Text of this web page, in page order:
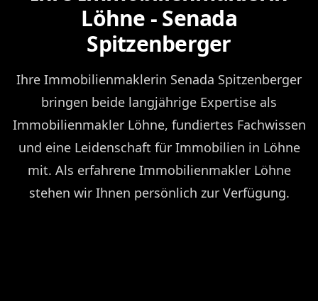
Löhne - Senada
Spitzenberger
Ihre Immobilienmaklerin Senada Spitzenberger
bringen beide langjährige Expertise als
Immobilienmakler Löhne, fundiertes Fachwissen
und eine Leidenschaft für Immobilien in Löhne
mit. Als erfahrene Immobilienmakler Löhne
stehen wir Ihnen persönlich zur Verfügung.